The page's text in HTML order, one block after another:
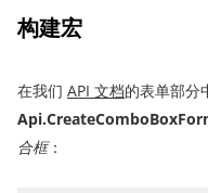
构建宏
在我们 API 文档的表单部分
合框：